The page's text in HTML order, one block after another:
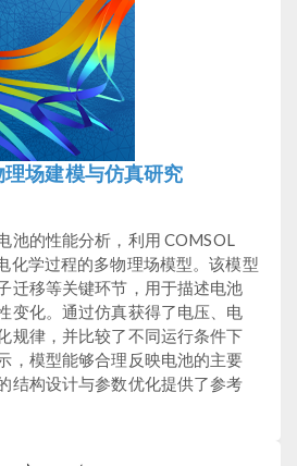
场建模与仿真研究
池的性能分析，利用 COMSOL
化学过程的多物理场模型。该模型
迁移等关键环节，用于描述电池
变化。通过仿真获得了电压、电
规律，并比较了不同运行条件下
，模型能够合理反映电池的主要
结构设计与参数优化提供了参考